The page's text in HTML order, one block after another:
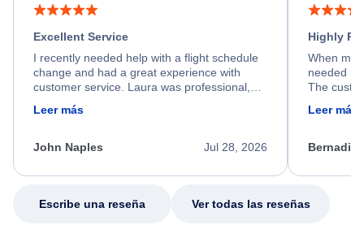
Excellent Service
I recently needed help with a flight schedule
change and had a great experience with
customer service. Laura was professional,
friendly, and very helpful throughout the
process. She quickly found a solution and
appreciate her excellent service.
Leer más
Jul 28, 2026
John Naples
Highly
When my
needed
The
calm,
my issue.
Leer más
Escribe una reseña Ver todas las reseñas